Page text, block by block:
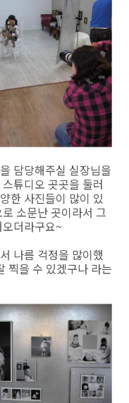
담당해주실 실장님을
튜디오 곳곳을 둘러
한 사진들이 많이 있
소문난 곳이라서 그
더라구요~
나름 걱정을 많이했
찍을 수 있겠구나 라는